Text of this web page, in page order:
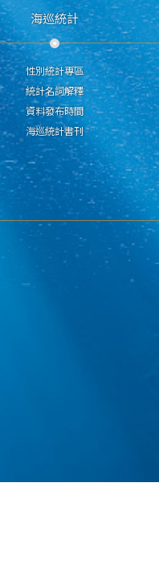
海巡統計
性別統計專區
統計名詞解釋
資料發布時間
海巡統計書刊